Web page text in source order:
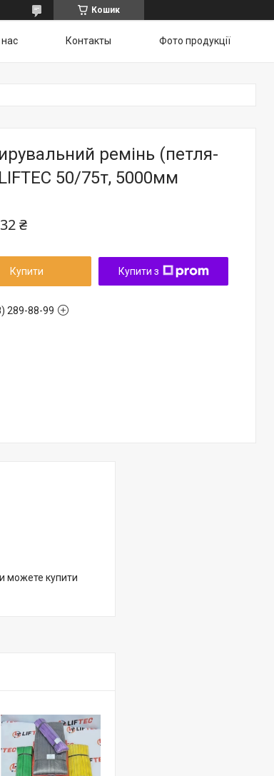
Кошик
Контакты Фото продукції
ремінь (петля-
50/75т, 5000мм
₴
Купити Купити з
289-88-99
можете купити